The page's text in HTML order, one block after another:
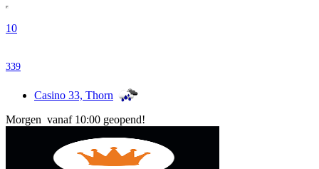
10
339
Casino 33, Thorn
Morgen vanaf 10:00 geopend!